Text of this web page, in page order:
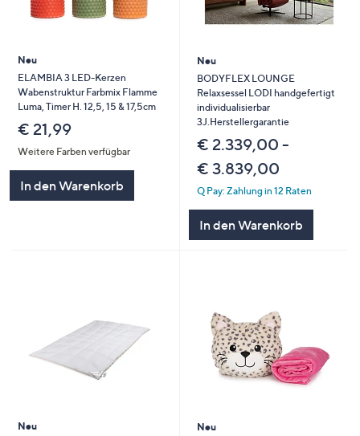
Neu
ELAMBIA 3 LED-Kerzen
Wabenstruktur Farbmix Flamme
Luma, Timer H. 12,5, 15 & 17,5cm
€ 21,99
Weitere Farben verfügbar
In den Warenkorb
Neu
BODYFLEX LOUNGE
Relaxsessel LODI handgefertigt
individualisierbar
3J.Herstellergarantie
€ 2.339,00 -
€ 3.839,00
Q Pay: Zahlung in 12 Raten
In den Warenkorb
Neu
Neu